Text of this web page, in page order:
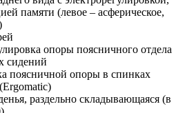
памяти (левое – асферическое,
опоры поясничного отдела
сидений
поясничной опоры в спинках
раздельно складывающаяся (в